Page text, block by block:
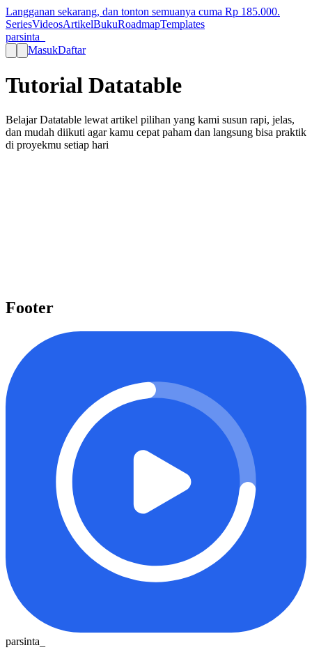
Langganan sekarang, dan tonton semuanya cuma Rp 185.000.
SeriesVideosArtikelBukuRoadmapTemplates
parsinta_
MasukDaftar
Tutorial Datatable
Belajar Datatable lewat artikel pilihan yang kami susun rapi, jelas,
dan mudah diikuti agar kamu cepat paham dan langsung bisa praktik
di proyekmu setiap hari
Footer
parsinta_